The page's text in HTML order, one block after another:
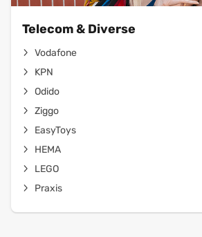
Telecom & Diverse
Vodafone
KPN
Odido
Ziggo
EasyToys
HEMA
LEGO
Praxis